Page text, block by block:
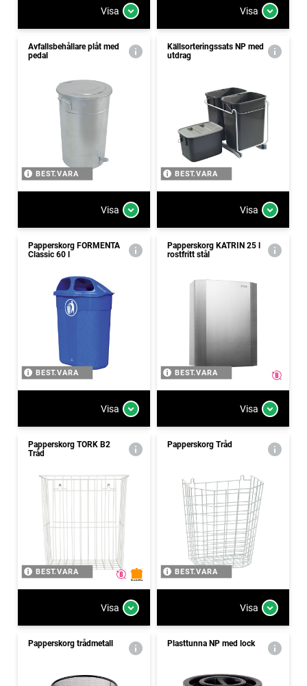
Visa Visa
Avfallsbehållare plåt med
pedal
BEST.VARA
Visa
Källsorteringssats NP med
utdrag
BEST.VARA
Visa
Papperskorg FORMENTA
Classic 60 l
BEST.VARA
Visa
Papperskorg KATRIN 25 l
rostfritt stål
BEST.VARA
Visa
Papperskorg TORK B2
Tråd
BEST.VARA
Visa
Papperskorg Tråd
BEST.VARA
Visa
Papperskorg trådmetall Plasttunna NP med lock